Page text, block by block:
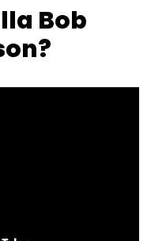
Bob